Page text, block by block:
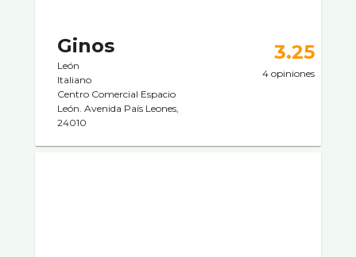
Ginos
León
Italiano
Centro Comercial Espacio
León. Avenida Paí­s Leones,
24010
3.25
4 opiniones